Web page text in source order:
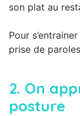
son plat au
Pour
prise de
2. On
posture